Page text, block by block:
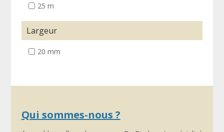
25 m
Largeur
20 mm
Qui sommes-nous ?